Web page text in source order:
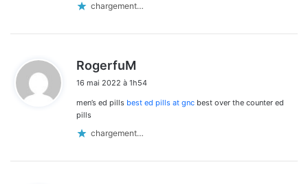
chargement…
RogerfuM
t
16 mai 2022 à 1h54
men’s ed pills best ed pills at gnc best over the counter ed
pills
chargement…